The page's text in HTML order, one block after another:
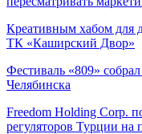
Креативным хабом для
ТК «Каширский Двор»
Фестиваль «809»
Челябинска
Freedom Holding Corp.
регуляторов Турции на